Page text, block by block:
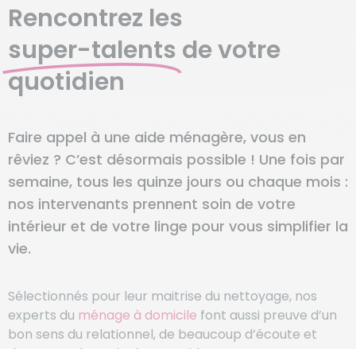
Rencontrez les
super-talents de votre
quotidien
Faire appel à une aide ménagère, vous en
rêviez ? C’est désormais possible ! Une fois par
semaine, tous les quinze jours ou chaque mois :
nos intervenants prennent soin de votre
intérieur et de votre linge pour vous simplifier la
vie.
Sélectionnés pour leur maitrise du nettoyage, nos
experts du ménage à domicile font aussi preuve d’un
bon sens du relationnel, de beaucoup d’écoute et